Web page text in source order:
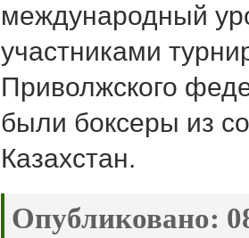
международный
участниками
Приволжского
были боксеры из
Казахстан.
Опубликовано: